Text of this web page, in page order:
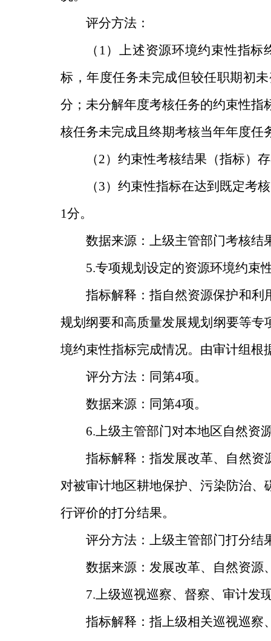
评分方法：
（ 1）上述资源环境约束性指标
标，年度任务未完成但较任职期初
分；未分解年度考核任务的约束性
核任务未完成且终期考核当年年度
（2）约束性考核结果（指标）
（3）约束性指标在达到既定考
1分。
数据来源：上级主管部门考核结
5.专项规划设定的资源环境约束
指标解释：指自然资源保护和利
规划纲要和高质量发展规划纲要等
境约束性指标完成情况。由审计组
评分方法：同第4项。
数据来源：同第4项。
6.上级主管部门对本地区自然资
指标解释：指发展改革、自然资
对被审计地区耕地保护、污染防治
行评价的打分结果。
评分方法：上级主管部门打分结
数据来源：发展改革、自然资源
7.上级巡视巡察、督察、审计发
指标解释：指上级相关巡视巡察